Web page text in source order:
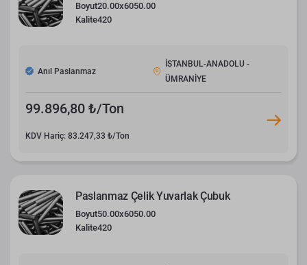
Boyut20.00x6050.00
Kalite420
Anıl Paslanmaz
İSTANBUL-ANADOLU -
ÜMRANİYE
99.896,80 ₺/Ton
KDV Hariç: 83.247,33 ₺/Ton
Paslanmaz Çelik Yuvarlak Çubuk
Boyut50.00x6050.00
Kalite420